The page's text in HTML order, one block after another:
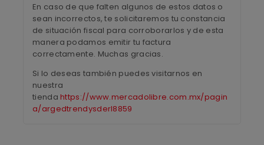
En caso de que falten algunos de estos datos o
sean incorrectos, te solicitaremos tu constancia
de situación fiscal para corroborarlos y de esta
manera podamos emitir tu factura
correctamente. Muchas gracias.
Si lo deseas también puedes visitarnos en
nuestra
tiendahttps://www.mercadolibre.com.mx/pagin
a/argedtrendysderl8859